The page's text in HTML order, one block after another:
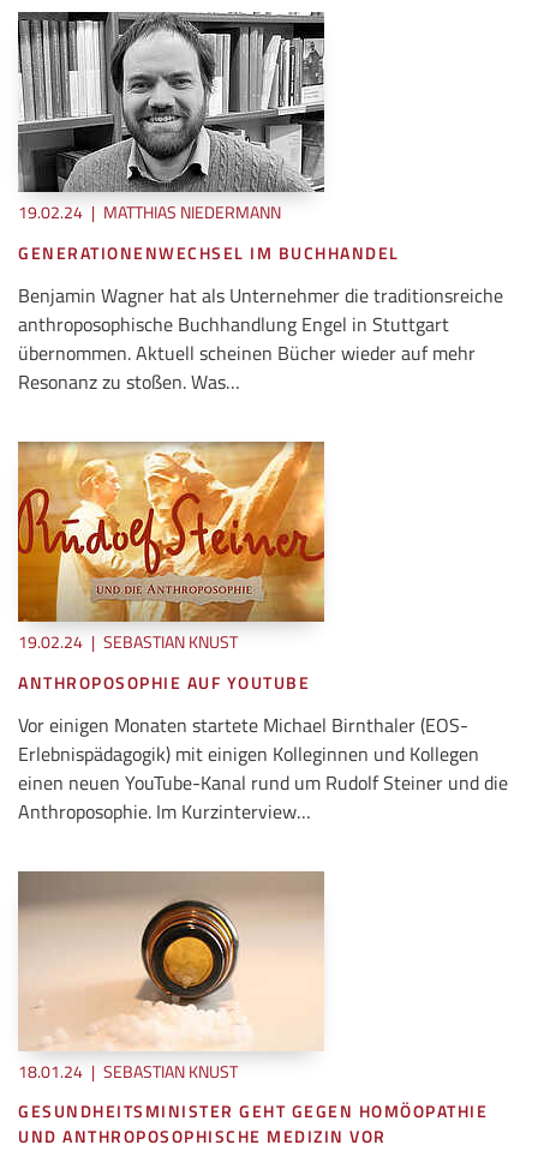
19.02.24 | MATTHIAS NIEDERMANN
GENERATIONENWECHSEL IM BUCHHANDEL
Benjamin Wagner hat als Unternehmer die traditionsreiche
anthroposophische Buchhandlung Engel in Stuttgart
übernommen. Aktuell scheinen Bücher wieder auf mehr
Resonanz zu stoßen. Was…
19.02.24 | SEBASTIAN KNUST
ANTHROPOSOPHIE AUF YOUTUBE
Vor einigen Monaten startete Michael Birnthaler (EOS-
Erlebnispädagogik) mit einigen Kolleginnen und Kollegen
einen neuen YouTube-Kanal rund um Rudolf Steiner und die
Anthroposophie. Im Kurzinterview…
18.01.24 | SEBASTIAN KNUST
GESUNDHEITSMINISTER GEHT GEGEN HOMÖOPATHIE
UND ANTHROPOSOPHISCHE MEDIZIN VOR